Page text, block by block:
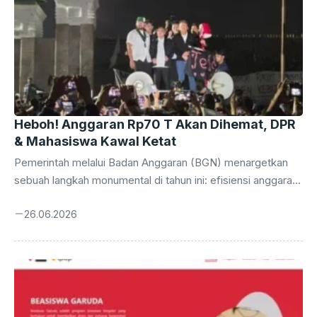
Heboh! Anggaran Rp70 T Akan Dihemat, DPR
& Mahasiswa Kawal Ketat
Pemerintah melalui Badan Anggaran (BGN) menargetkan
sebuah langkah monumental di tahun ini: efisiensi anggaran
(MBG) diproyeksikan mampu menekan pengeluaran hingga
mengawali gelombang reformasi pengelolaan keuangan
meringankan beban fiskal, tetapi juga membuka ruang lebih
26.06.2026